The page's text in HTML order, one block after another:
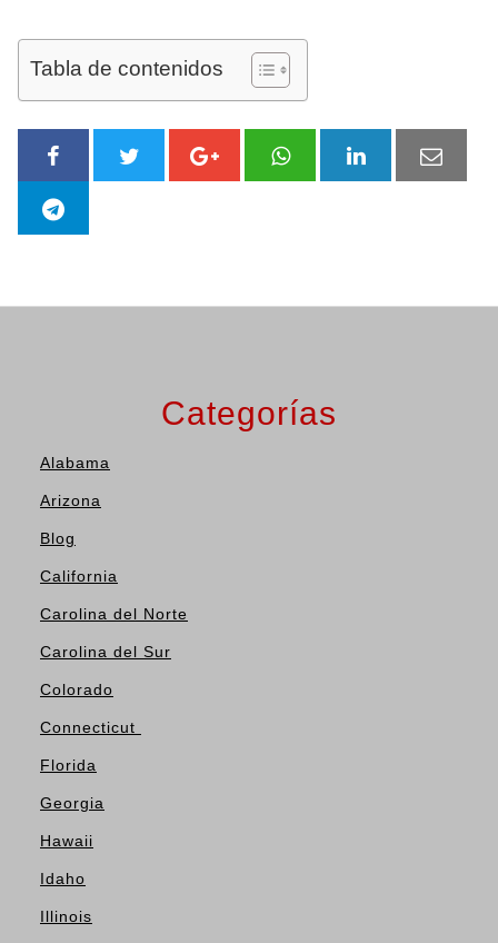
Tabla de contenidos
Categorías
Alabama
Arizona
Blog
California
Carolina del Norte
Carolina del Sur
Colorado
Connecticut
Florida
Georgia
Hawaii
Idaho
Illinois